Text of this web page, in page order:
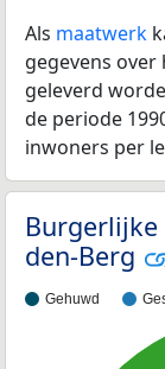
Als maatwerk
gegevens
geleverd
de periode
inwoners per
Burgerlijke
den-Berg
Gehuwd